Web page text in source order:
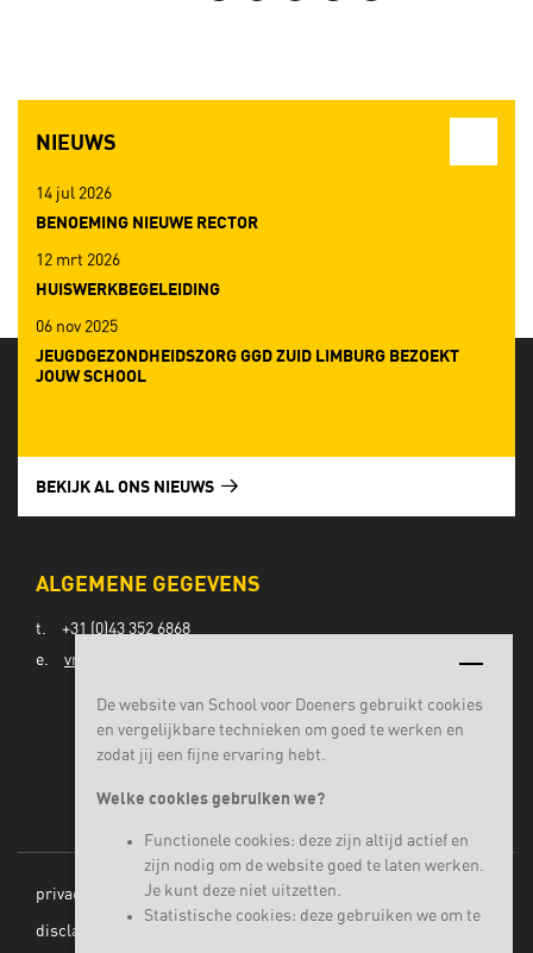
De website van School voor Doeners gebruikt cookies
en vergelijkbare technieken om goed te werken en
zodat jij een fijne ervaring hebt.
Welke cookies gebruiken we?
Functionele cookies: deze zijn altijd actief en
zijn nodig om de website goed te laten werken.
Je kunt deze niet uitzetten.
Statistische cookies: deze gebruiken we om te
NIEUWS
14 jul 2026
BENOEMING NIEUWE RECTOR
12 mrt 2026
HUISWERKBEGELEIDING
06 nov 2025
JEUGDGEZONDHEIDSZORG GGD ZUID LIMBURG BEZOEKT
JOUW SCHOOL
BEKIJK AL ONS NIEUWS
ALGEMENE GEGEVENS
t.
+31 (0)43 352 6868
e.
vmbo@lvomaastricht.nl
privacy
disclaimer